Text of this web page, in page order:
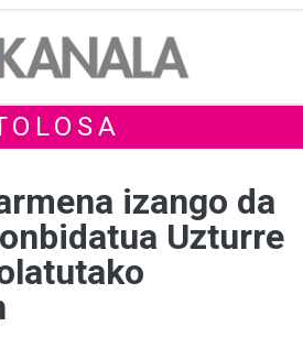
izango da
Uzturre